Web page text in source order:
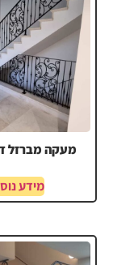
מעקה מברזל דגם
מידע